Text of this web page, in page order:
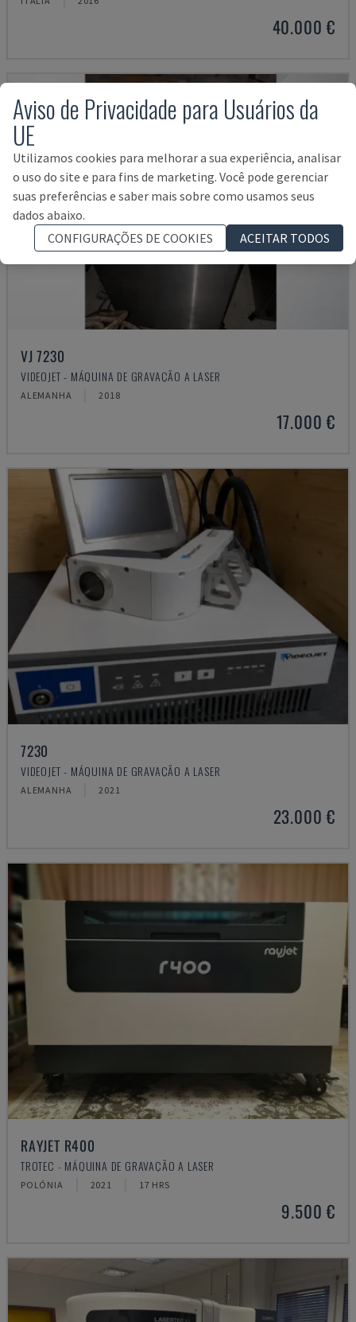
40.000 €
VJ 7230
VIDEOJET - MÁQUINA DE GRAVAÇÃO A LASER
ALEMANHA 2018
17.000 €
7230
VIDEOJET - MÁQUINA DE GRAVAÇÃO A LASER
ALEMANHA 2021
23.000 €
RAYJET R400
TROTEC - MÁQUINA DE GRAVAÇÃO A LASER
POLÓNIA 2021 17 HRS
9.500 €
Aviso de Privacidade para Usuários da
UE
Utilizamos cookies para melhorar a sua experiência, analisar
o uso do site e para fins de marketing. Você pode gerenciar
suas preferências e saber mais sobre como usamos seus
dados abaixo.
CONFIGURAÇÕES DE COOKIES
ACEITAR TODOS